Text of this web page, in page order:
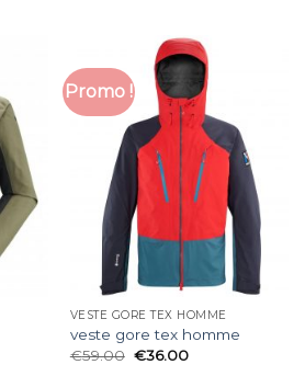
Promo !
VESTE GORE TEX HOMME
veste gore tex homme
€59.00 €36.00